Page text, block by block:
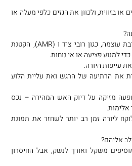
או בזווית, ולכוון את הגזים כלפי מעלה או
בכלי נשק שיורים תחמושת רבת עוצמה, כגון רובי ציד ו (AMR), הקטנת
למנוע פציעה או אי נוחות.
עייפות היורה.
את הרתיעה של הרגש ואת עליית הלוע
מזיקה על דיוק האש המהירה – נכס
אלימות.
ליורה זמן רב יותר לשחזר את תמונת
אליהם?
משקל ואורך לנשק, אבל החיסרון